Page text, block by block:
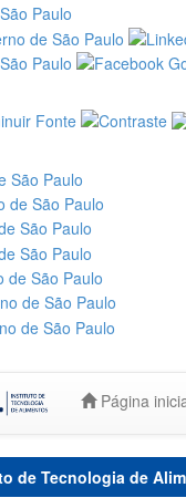
Página
de Tecnologia de